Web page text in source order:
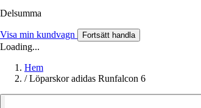
Delsumma
Visa min kundvagn Fortsätt handla
Loading...
Hem
/ Löparskor adidas Runfalcon 6